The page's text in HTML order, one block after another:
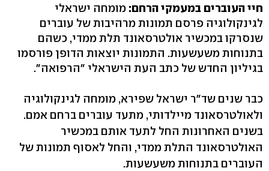
חיי העוברים במעמקי הרחם: מומחה ישראלי
לגינקולוגיה פרסם תמונות מרהיבות של עוברים
שנסרקו במכשיר אולטרסאונד תלת ממדי, כשהם
בתנוחות משעשעות. התמונות יוצאות הדופן פורסמו
בגיליון החדש של כתב העת הישראלי "הרפואה".
כבר שנים שד"ר ישראל שפירא, מומחה לגינקולוגיה
ולאולטרסאונד מיילדותי, מתעד עוברים ברחם אמם.
בשנים האחרונות החל לתעד אותם במכשיר
האולטרסאונד התלת ממדי, והחל לאסוף תמונות של
העוברים בתנוחות משעשעות.